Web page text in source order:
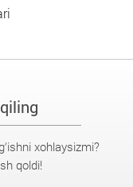
xohlaysizmi?
qoldi!